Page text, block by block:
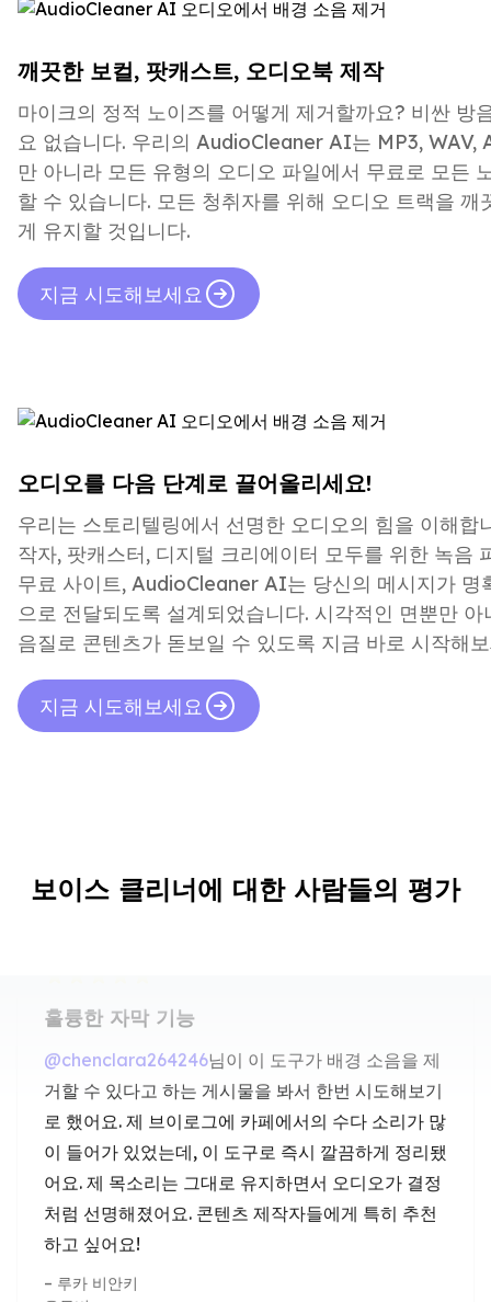
깨끗한 보컬, 팟캐스트, 오디오북 제작
마이크의 정적 노이즈를 어떻게 제거할까요? 비싼 방
요 없습니다. 우리의 AudioCleaner AI는 MP3, WAV,
만 아니라 모든 유형의 오디오 파일에서 무료로 모든
할 수 있습니다. 모든 청취자를 위해 오디오 트랙을 깨
게 유지할 것입니다.
지금 시도해보세요
오디오를 다음 단계로 끌어올리세요!
우리는 스토리텔링에서 선명한 오디오의 힘을 이해합
작자, 팟캐스터, 디지털 크리에이터 모두를 위한 녹음
무료 사이트, AudioCleaner AI는 당신의 메시지가 명
으로 전달되도록 설계되었습니다. 시각적인 면뿐만 아
음질로 콘텐츠가 돋보일 수 있도록 지금 바로 시작해
지금 시도해보세요
보이스 클리너에 대한 사람들의 평가
로 했어요. 제 브이로그에 카페에서의 수다 소리가 많
이 들어가 있었는데, 이 도구로 즉시 깔끔하게 정리됐
어요. 제 목소리는 그대로 유지하면서 오디오가 결정
처럼 선명해졌어요. 콘텐츠 제작자들에게 특히 추천
하고 싶어요!
루카 비안키
유튜버